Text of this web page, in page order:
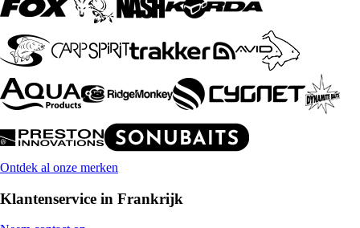
Ontdek al onze merken
Klantenservice in Frankrijk